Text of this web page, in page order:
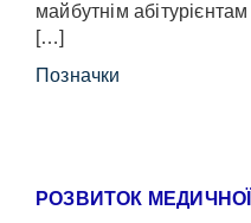
майбутнім
[…]
Позначки
РОЗВИТОК